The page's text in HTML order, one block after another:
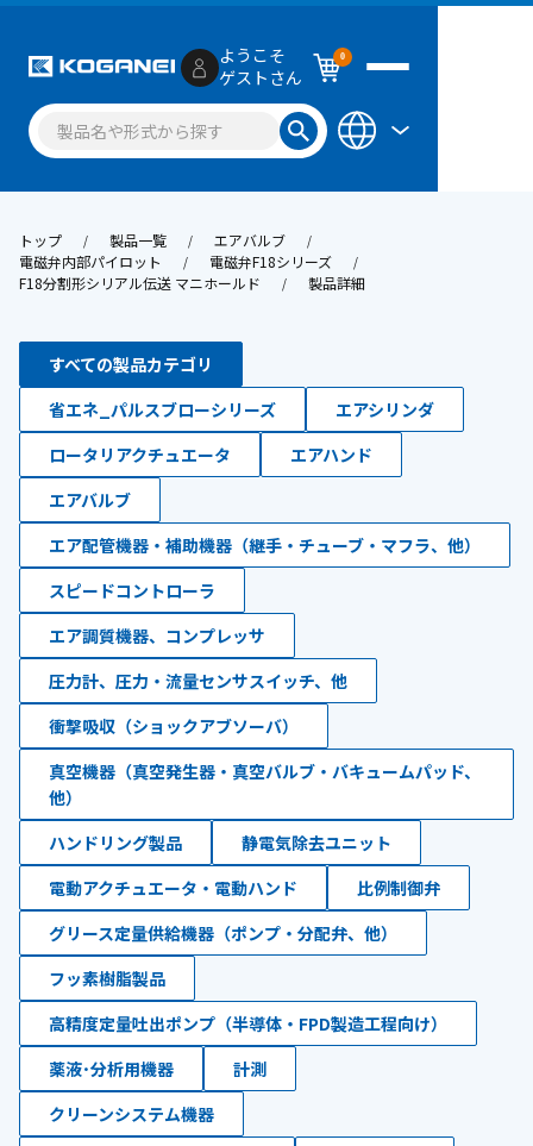
ようこそ
ゲストさん
0
トップ 製品一覧
エアバルブ
電磁弁内部パイロット
電磁弁F18シリーズ
F18分割形シリアル伝送 マニホールド
製品詳細
すべての製品カテゴリ
省エネ_パルスブローシリーズ
エアシリンダ
ロータリアクチュエータ
エアハンド
エアバルブ
エア配管機器・補助機器（継手・チューブ・マフラ、他）
スピードコントローラ
エア調質機器、コンプレッサ
圧力計、圧力・流量センサスイッチ、他
衝撃吸収（ショックアブソーバ）
真空機器（真空発生器・真空バルブ・バキュームパッド、
他）
ハンドリング製品
静電気除去ユニット
電動アクチュエータ・電動ハンド
比例制御弁
グリース定量供給機器（ポンプ・分配弁、他）
フッ素樹脂製品
高精度定量吐出ポンプ（半導体・FPD製造工程向け）
薬液･分析用機器
計測
クリーンシステム機器